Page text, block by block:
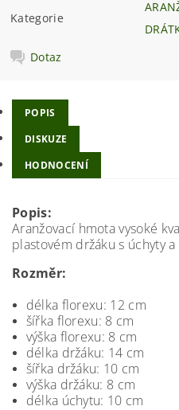
Kategorie
Dotaz
POPIS
DISKUZE
HODNOCENÍ
Popis:
Aranžovací hmota vysoké
plastovém držáku s úchyty
Rozměr:
délka florexu: 12 cm
šířka florexu: 8 cm
výška florexu: 8 cm
délka držáku: 14 cm
šířka držáku: 10 cm
výška držáku: 8 cm
délka úchytu: 10 cm